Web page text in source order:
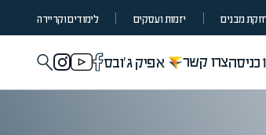
מבנים יזמות ועסקים לימודים וקריירה
כניסהצרו קשר אפיק ג'ובס